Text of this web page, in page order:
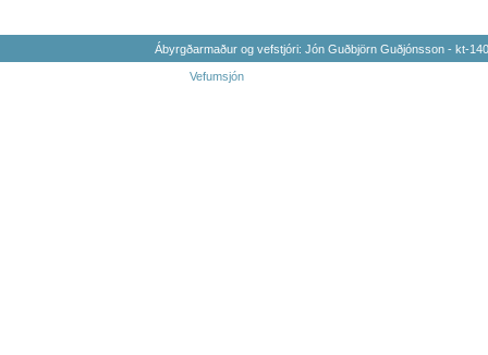
Ábyrgðarmaður og vefstjóri: Jón Guðbjörn Guðjónsson - kt-
Vefumsjón